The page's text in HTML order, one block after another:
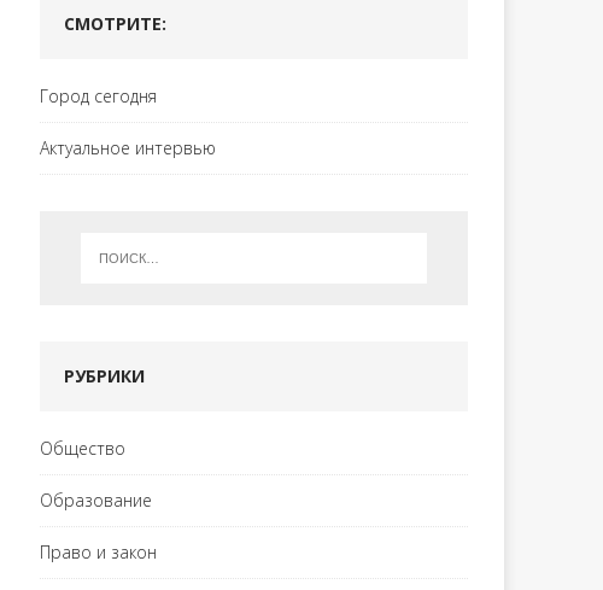
СМОТРИТЕ:
Город сегодня
Актуальное интервью
РУБРИКИ
Общество
Образование
Право и закон